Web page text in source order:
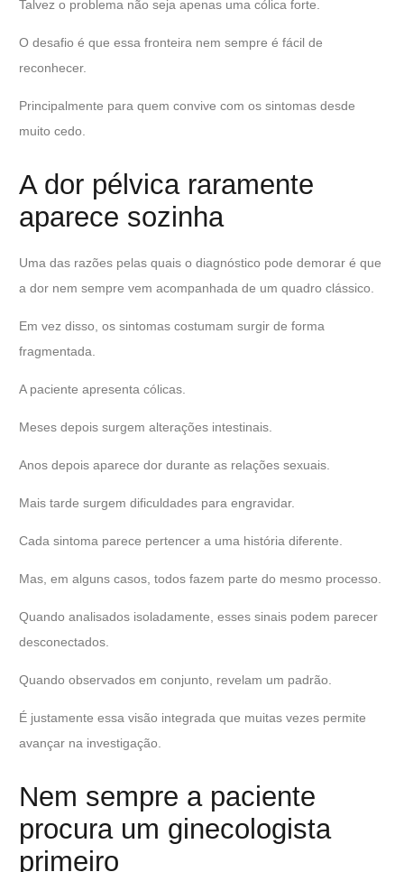
Talvez o problema não seja apenas uma cólica forte.
O desafio é que essa fronteira nem sempre é fácil de
reconhecer.
Principalmente para quem convive com os sintomas desde
muito cedo.
A dor pélvica raramente
aparece sozinha
Uma das razões pelas quais o diagnóstico pode demorar é que
a dor nem sempre vem acompanhada de um quadro clássico.
Em vez disso, os sintomas costumam surgir de forma
fragmentada.
A paciente apresenta cólicas.
Meses depois surgem alterações intestinais.
Anos depois aparece dor durante as relações sexuais.
Mais tarde surgem dificuldades para engravidar.
Cada sintoma parece pertencer a uma história diferente.
Mas, em alguns casos, todos fazem parte do mesmo processo.
Quando analisados isoladamente, esses sinais podem parecer
desconectados.
Quando observados em conjunto, revelam um padrão.
É justamente essa visão integrada que muitas vezes permite
avançar na investigação.
Nem sempre a paciente
procura um ginecologista
primeiro